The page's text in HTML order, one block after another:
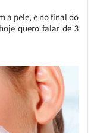
a pele, e no final do
quero falar de 3